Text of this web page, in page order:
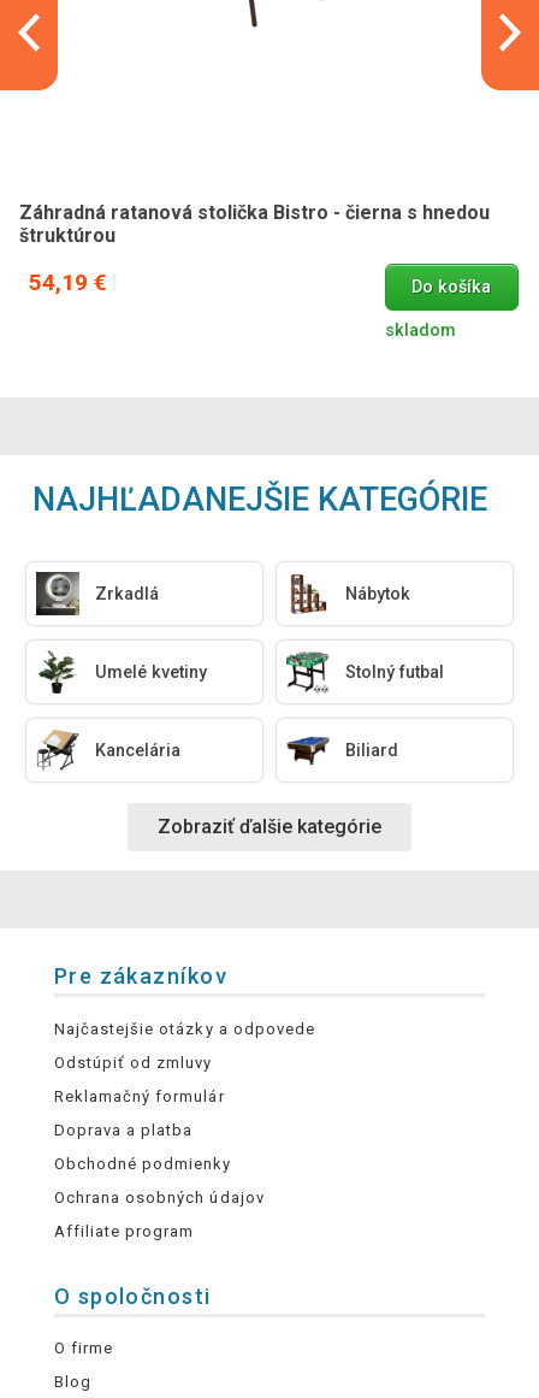
Záhradná ratanová stolička Bistro - čierna s hnedou
štruktúrou
54,19 € Do košíka
skladom
NAJHĽADANEJŠIE KATEGÓRIE
Zrkadlá Nábytok
Umelé kvetiny Stolný futbal
Kancelária Biliard
Zobraziť ďalšie kategórie
Pre zákazníkov
Najčastejšie otázky a odpovede
Odstúpiť od zmluvy
Reklamačný formulár
Doprava a platba
Obchodné podmienky
Ochrana osobných údajov
Affiliate program
O spoločnosti
O firme
Blog